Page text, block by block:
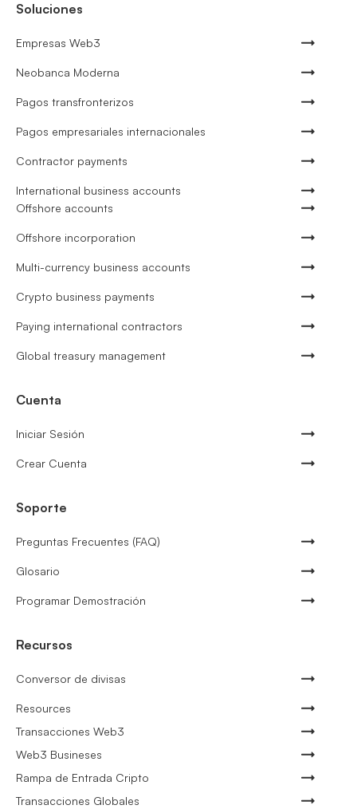
Soluciones
Empresas Web3
Neobanca Moderna
Pagos transfronterizos
Pagos empresariales internacionales
Contractor payments
International business accounts
Offshore accounts
Offshore incorporation
Multi-currency business accounts
Crypto business payments
Paying international contractors
Global treasury management
Cuenta
Iniciar Sesión
Crear Cuenta
Soporte
Preguntas Frecuentes (FAQ)
Glosario
Programar Demostración
Recursos
Conversor de divisas
Resources
Transacciones Web3
Web3 Busineses
Rampa de Entrada Cripto
Transacciones Globales